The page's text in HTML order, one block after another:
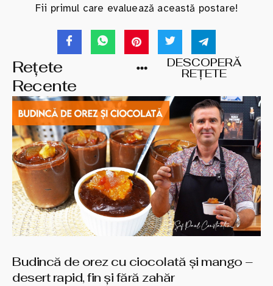
Fii primul care evaluează această postare!
Rețete
Recente
DESCOPERĂ
REȚETE
Budincă de orez cu ciocolată și mango –
desert rapid, fin și fără zahăr